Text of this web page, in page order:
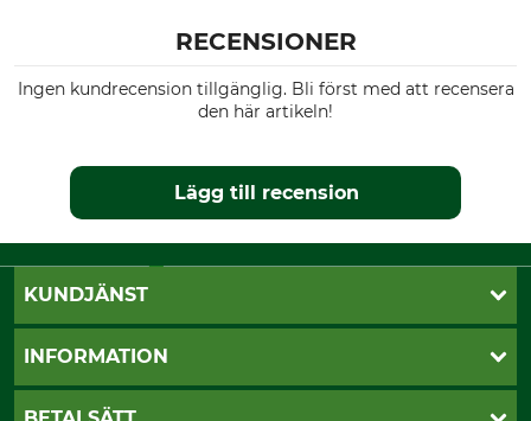
RECENSIONER
Ingen kundrecension tillgänglig. Bli först med att recensera
den här artikeln!
Lägg till recension
KUNDJÄNST
Öppettider
Vanliga frågor
INFORMATION
Butik Vansbro